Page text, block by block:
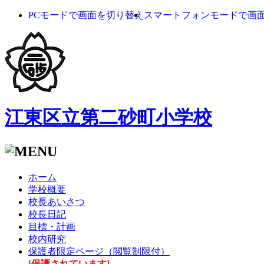
PCモードで画面を切り替え スマートフォンモードで画
江東区立第二砂町小学校
ホーム
学校概要
校長あいさつ
校長日記
目標・計画
校内研究
保護者限定ページ（閲覧制限付）